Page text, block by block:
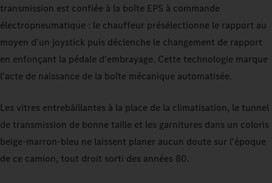
transmission est confiée à la boîte EPS à commande
électropneumatique : le chauffeur présélectionne le rapport au
moyen d'un joystick puis déclenche le changement de rapport
en enfonçant la pédale d'embrayage. Cette technologie marque
l'acte de naissance de la boîte mécanique automatisée.
Les vitres entrebâillantes à la place de la climatisation, le tunnel
de transmission de bonne taille et les garnitures dans un coloris
beige-marron-bleu ne laissent planer aucun doute sur l'époque
de ce camion, tout droit sorti des années 80.